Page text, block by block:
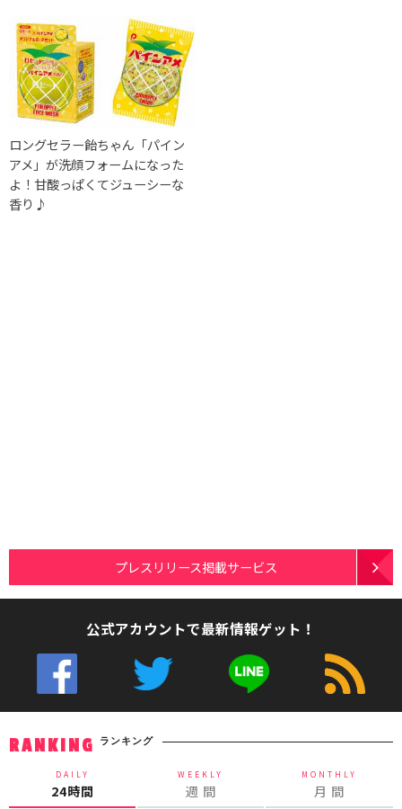
ロングセラー飴ちゃん「パイン
アメ」が洗顔フォームになった
よ！甘酸っぱくてジューシーな
香り♪
プレスリリース掲載サービス
公式アカウントで最新情報ゲット！
RANKING ランキング
DAILY
24時間
WEEKLY
週 間
MONTHLY
月 間